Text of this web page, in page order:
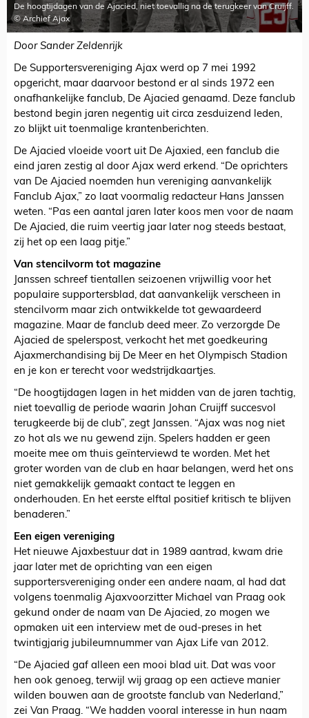
De hoogtijdagen van de Ajacied, niet toevallig na de terugkeer van Cruijff.
© Archief Ajax
Door Sander Zeldenrijk
De Supportersvereniging Ajax werd op 7 mei 1992
opgericht, maar daarvoor bestond er al sinds 1972 een
onafhankelijke fanclub, De Ajacied genaamd. Deze fanclub
bestond begin jaren negentig uit circa zesduizend leden,
zo blijkt uit toenmalige krantenberichten.
De Ajacied vloeide voort uit De Ajaxied, een fanclub die
eind jaren zestig al door Ajax werd erkend. “De oprichters
van De Ajacied noemden hun vereniging aanvankelijk
Fanclub Ajax,” zo laat voormalig redacteur Hans Janssen
weten. “Pas een aantal jaren later koos men voor de naam
De Ajacied, die ruim veertig jaar later nog steeds bestaat,
zij het op een laag pitje.”
Van stencilvorm tot magazine
Janssen schreef tientallen seizoenen vrijwillig voor het
populaire supportersblad, dat aanvankelijk verscheen in
stencilvorm maar zich ontwikkelde tot gewaardeerd
magazine. Maar de fanclub deed meer. Zo verzorgde De
Ajacied de spelerspost, verkocht het met goedkeuring
Ajaxmerchandising bij De Meer en het Olympisch Stadion
en je kon er terecht voor wedstrijdkaartjes.
“De hoogtijdagen lagen in het midden van de jaren tachtig,
niet toevallig de periode waarin Johan Cruijff succesvol
terugkeerde bij de club”, zegt Janssen. “Ajax was nog niet
zo hot als we nu gewend zijn. Spelers hadden er geen
moeite mee om thuis geïnterviewd te worden. Met het
groter worden van de club en haar belangen, werd het ons
niet gemakkelijk gemaakt contact te leggen en
onderhouden. En het eerste elftal positief kritisch te blijven
benaderen.”
Een eigen vereniging
Het nieuwe Ajaxbestuur dat in 1989 aantrad, kwam drie
jaar later met de oprichting van een eigen
supportersvereniging onder een andere naam, al had dat
volgens toenmalig Ajaxvoorzitter Michael van Praag ook
gekund onder de naam van De Ajacied, zo mogen we
opmaken uit een interview met de oud-preses in het
twintigjarig jubileumnummer van Ajax Life van 2012.
“De Ajacied gaf alleen een mooi blad uit. Dat was voor
hen ook genoeg, terwijl wij graag op een actieve manier
wilden bouwen aan de grootste fanclub van Nederland,”
zei Van Praag. “We hadden vooral interesse in hun naam